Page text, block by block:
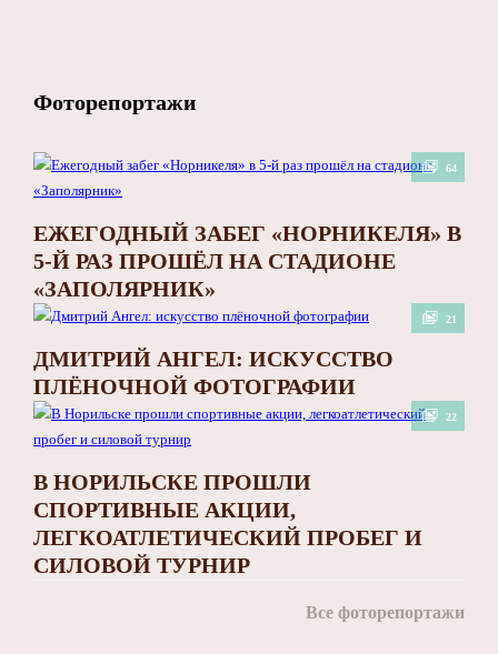
Фоторепортажи
64
ЕЖЕГОДНЫЙ ЗАБЕГ «НОРНИКЕЛЯ» В
5-Й РАЗ ПРОШЁЛ НА СТАДИОНЕ
«ЗАПОЛЯРНИК»
21
ДМИТРИЙ АНГЕЛ: ИСКУССТВО
ПЛЁНОЧНОЙ ФОТОГРАФИИ
22
В НОРИЛЬСКЕ ПРОШЛИ
СПОРТИВНЫЕ АКЦИИ,
ЛЕГКОАТЛЕТИЧЕСКИЙ ПРОБЕГ И
СИЛОВОЙ ТУРНИР
Все фоторепортажи